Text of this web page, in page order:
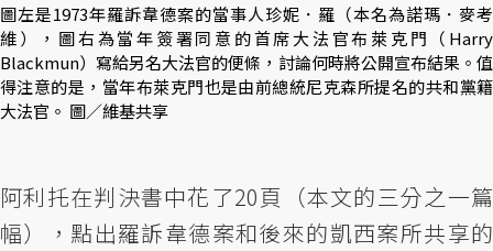
圖左是1973年羅訴韋德案的當事人珍妮．羅（本名為諾瑪．麥考
維），圖右為當年簽署同意的首席大法官布萊克門（Harry
Blackmun）寫給另名大法官的便條，討論何時將公開宣布結果。值
得注意的是，當年布萊克門也是由前總統尼克森所提名的共和黨籍
大法官。 圖／維基共享
阿利托在判決書中花了20頁（本文的三分之一篇
幅），點出羅訴韋德案和後來的凱西案所共享的